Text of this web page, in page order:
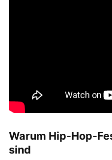
Warum Hip-Hop-
sind